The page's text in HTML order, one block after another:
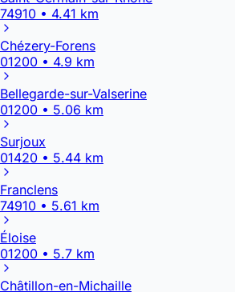
74910 • 4.41 km
Chézery-Forens
01200 • 4.9 km
Bellegarde-sur-Valserine
01200 • 5.06 km
Surjoux
01420 • 5.44 km
Franclens
74910 • 5.61 km
Éloise
01200 • 5.7 km
Châtillon-en-Michaille